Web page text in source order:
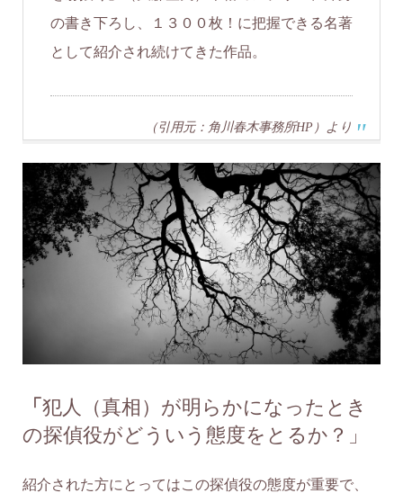
の書き下ろし、１３００枚！に把握できる名著
として紹介され続けてきた作品。
（引用元：角川春木事務所HP）より
「 犯人（真相）が明らかになったとき
の探偵役がどういう態度をとるか？」
紹介された方にとってはこの探偵役の態度が重要で、